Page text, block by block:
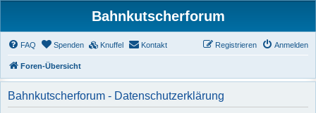
Bahnkutscherforum
FAQ Spenden Knuffel Kontakt Anmelden
Registrieren
Foren-Übersicht
Bahnkutscherforum - Datenschutzerklärung